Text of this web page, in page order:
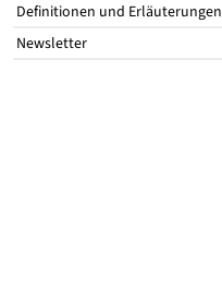
Definitionen und Erläuterungen
Newsletter